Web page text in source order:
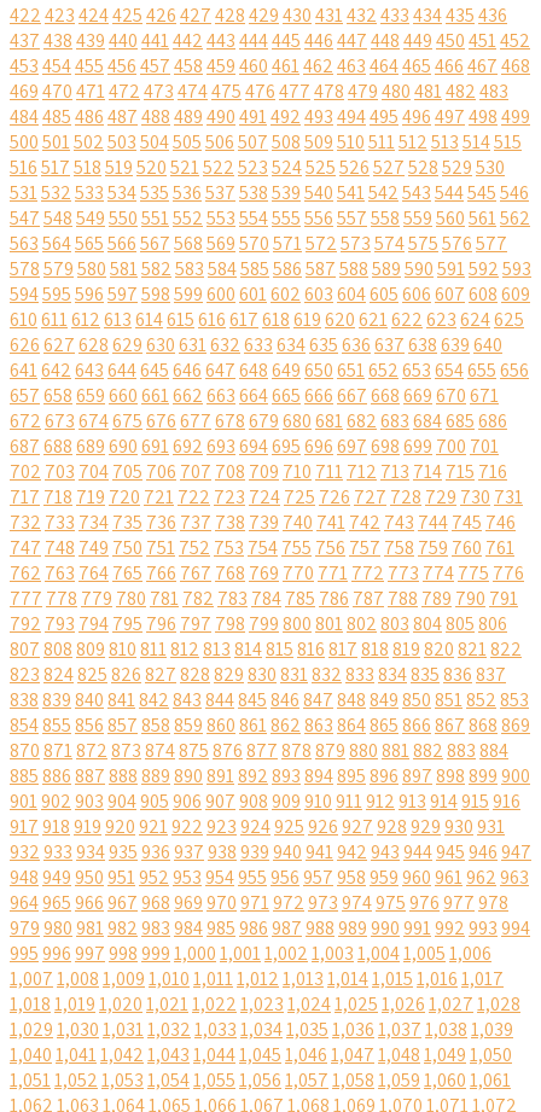
422423424425426427428429430431432433434435436
437438439440441442443444445446447448449450451452
453454455456457458459460461462463464465466467468
469470471472473474475476477478479480481482483
484485486487488489490491492493494495496497498499
500501502503504505506507508509510511512513514515
516517518519520521522523524525526527528529530
531532533534535536537538539540541542543544545546
547548549550551552553554555556557558559560561562
563564565566567568569570571572573574575576577
578579580581582583584585586587588589590591592593
594595596597598599600601602603604605606607608609
610611612613614615616617618619620621622623624625
626627628629630631632633634635636637638639640
641642643644645646647648649650651652653654655656
657658659660661662663664665666667668669670671
672673674675676677678679680681682683684685686
687688689690691692693694695696697698699 700 701
702 703 704705 706 707 708 709 710 711712 713 714715 716
717 718 719 720 721722 723 724725 726 727 728 729 730 731
732 733 734735 736 737 738 739 740 741742 743 744745 746
747 748 749 750 751752 753 754755 756 757 758 759 760 761
762 763 764765 766 767 768 769 770 771772 773 774775 776
777 778 779 780 781782 783 784785 786 787 788 789 790 791
792 793 794795 796 797 798 799800801802803804805806
807808809810811812813814815816817818819820821822
823824825826827828829830831832833834835836837
838839840841842843844845846847848849850851852853
854855856857858859860861862863864865866867868869
870871872873874875876877878879880881882883884
885886887888889890891892893894895896897898899900
901902903904905906907908909910911912913914915916
917918919920921922923924925926927928929930931
932933934935936937938939940941942943944945946947
948949950951952953954955956957958959960961962963
964965966967968969970971972973974975976977978
979980981982983984985986987988989990991992993994
9959969979989991,0001,0011,0021,0031,0041,0051,006
1,0071,0081,0091,0101,0111,0121,0131,0141,0151,0161,017
1,0181,0191,0201,0211,0221,0231,0241,0251,0261,0271,028
1,0291,0301,0311,0321,0331,0341,0351,0361,0371,0381,039
1,0401,0411,0421,0431,0441,0451,0461,0471,0481,0491,050
1,0511,0521,0531,0541,0551,0561,0571,0581,0591,0601,061
1,0621,0631,0641,0651,0661,0671,0681,0691,0701,0711,072